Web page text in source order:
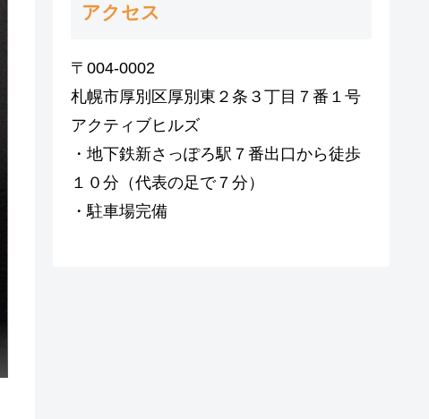
アクセス
〒004-0002
札幌市厚別区厚別東２条３丁目７番１号
アクティブヒルズ
・地下鉄新さっぽろ駅７番出口から徒歩
１０分（代表の足で７分）
・駐車場完備